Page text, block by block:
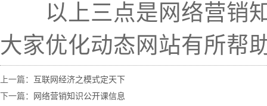
以上三点是网络营销知
大家优化动态网站有所帮
上一篇：
互联网经济之模式定天下
下一篇：
网络营销知识公开课信息